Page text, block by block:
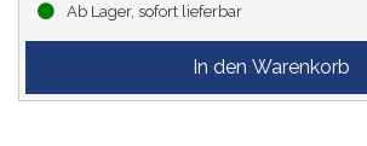
Ab Lager, sofort lieferbar